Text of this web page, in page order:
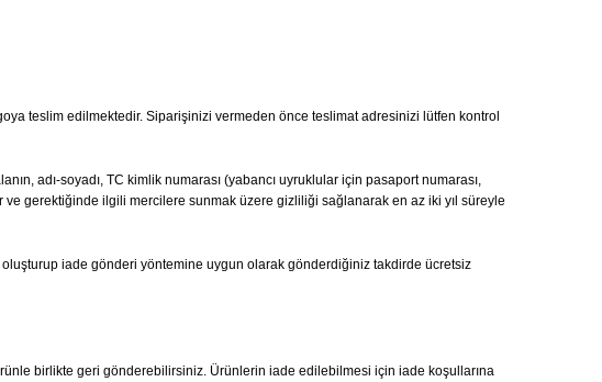
teslim edilmektedir. Siparişinizi vermeden önce teslimat adresinizi lütfen kontrol
adı-soyadı, TC kimlik numarası (yabancı uyruklular için pasaport numarası,
ve gerektiğinde ilgili mercilere sunmak üzere gizliliği sağlanarak en az iki yıl süreyle
oluşturup iade gönderi yöntemine uygun olarak gönderdiğiniz takdirde ücretsiz
birlikte geri gönderebilirsiniz. Ürünlerin iade edilebilmesi için iade koşullarına